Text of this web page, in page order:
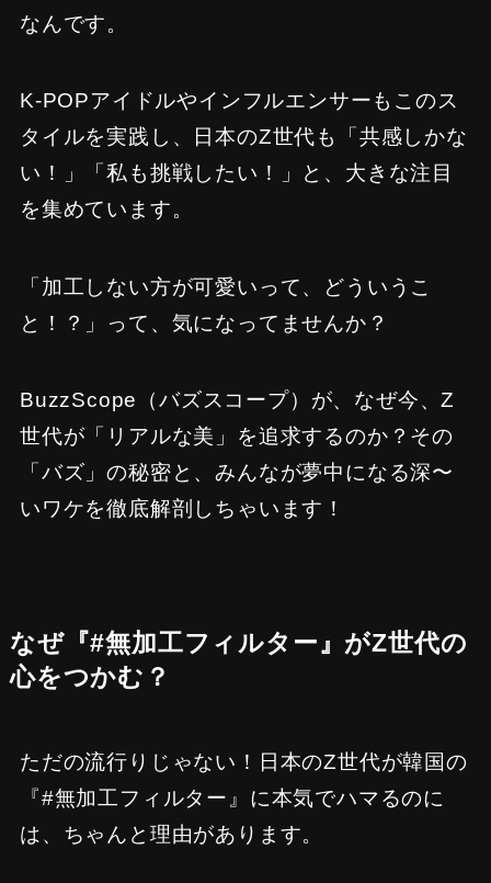
なんです。
K-POPアイドルやインフルエンサーもこのス
タイルを実践し、日本のZ世代も「共感しかな
い！」「私も挑戦したい！」と、大きな注目
を集めています。
「加工しない方が可愛いって、どういうこ
と！？」って、気になってませんか？
BuzzScope（バズスコープ）が、なぜ今、Z
世代が「リアルな美」を追求するのか？その
「バズ」の秘密と、みんなが夢中になる深〜
いワケを徹底解剖しちゃいます！
なぜ『#無加工フィルター』がZ世代の
心をつかむ？
ただの流行りじゃない！日本のZ世代が韓国の
『#無加工フィルター』に本気でハマるのに
は、ちゃんと理由があります。